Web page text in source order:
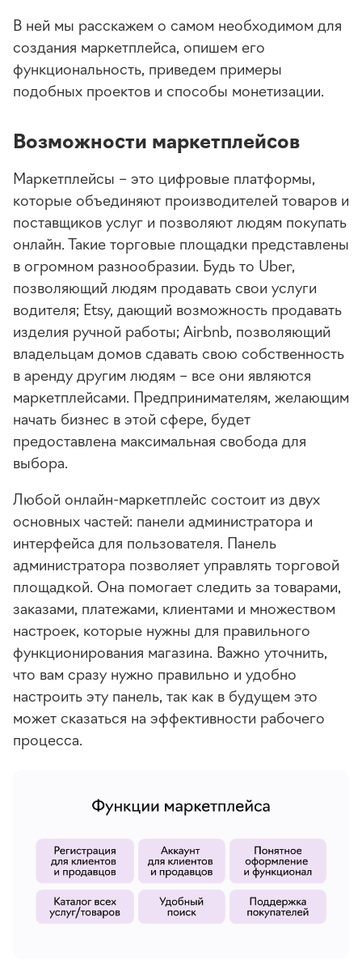
В ней мы расскажем о самом необходимом для
создания маркетплейса, опишем его
функциональность, приведем примеры
подобных проектов и способы монетизации.
Возможности маркетплейсов
Маркетплейсы – это цифровые платформы,
которые объединяют производителей товаров и
поставщиков услуг и позволяют людям покупать
онлайн. Такие торговые площадки представлены
в огромном разнообразии. Будь то Uber,
позволяющий людям продавать свои услуги
водителя; Etsy, дающий возможность продавать
изделия ручной работы; Airbnb, позволяющий
владельцам домов сдавать свою собственность
в аренду другим людям – все они являются
маркетплейсами. Предпринимателям, желающим
начать бизнес в этой сфере, будет
предоставлена максимальная свобода для
выбора.
Любой онлайн-маркетплейс состоит из двух
основных частей: панели администратора и
интерфейса для пользователя. Панель
администратора позволяет управлять торговой
площадкой. Она помогает следить за товарами,
заказами, платежами, клиентами и множеством
настроек, которые нужны для правильного
функционирования магазина. Важно уточнить,
что вам сразу нужно правильно и удобно
настроить эту панель, так как в будущем это
может сказаться на эффективности рабочего
процесса.